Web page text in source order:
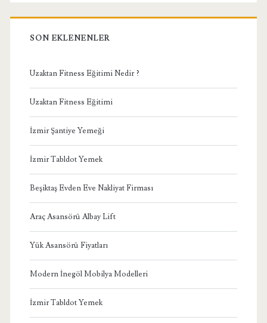
SON EKLENENLER
Uzaktan Fitness Eğitimi Nedir ?
Uzaktan Fitness Eğitimi
İzmir Şantiye Yemeği
İzmir Tabldot Yemek
Beşiktaş Evden Eve Nakliyat Firması
Araç Asansörü Albay Lift
Yük Asansörü Fiyatları
Modern İnegöl Mobilya Modelleri
İzmir Tabldot Yemek